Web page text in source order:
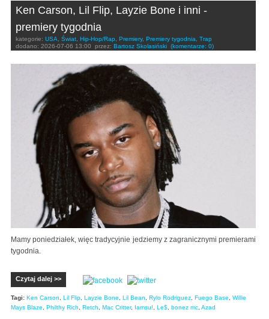
Ken Carson, Lil Flip, Layzie Bone i inni -
premiery tygodnia
kategorie: USA, Świat, Hip-Hop/Rap, Premiery, Premiery tygodnia, Trap
dodano: 2026-07-06 13:00 przez: Bartosz Skolasiński (komentarze: 0)
Mamy poniedziałek, więc tradycyjnie jedziemy z zagranicznymi premierami
tygodnia.
Czytaj dalej >>
Tagi: Ken Carson Lil Flip Layzie Bone Lil Bean Rylo Rodriguez Fuego Base
Willie
Mays Blaze
Philthy Rich Retch Mac Critter, Iamsu! Le$ bonez mc Azad